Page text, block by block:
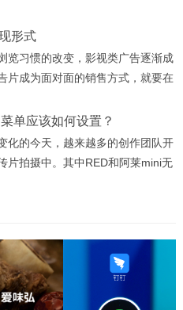
传达的信息，忽略了受众的想法，
面化、形象化
一点，就是他们的影视化部分，多
仪的演员，来拍摄各种经典影视类
形式
览习惯的改变，影视类广告逐渐成
片成为面对面的销售方式，就要在
有下列几种主要形式： ( 1 )故事
达商品与受众的关系，使受众产生
单应该如何设置？
化的今天，越来越多的创作团队开
片拍摄中。其中RED和阿莱mini无